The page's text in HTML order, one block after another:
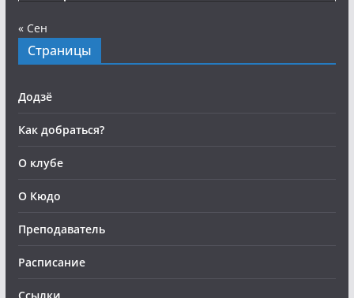
« Сен
Страницы
Додзё
Как добраться?
О клубе
О Кюдо
Преподаватель
Расписание